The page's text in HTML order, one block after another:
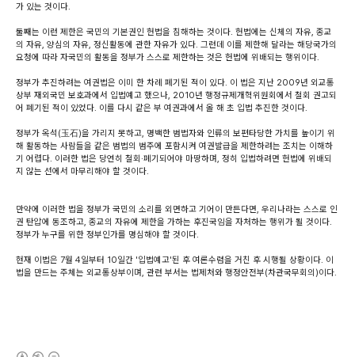
가 있는 것이다.
둘째는 이런 제한은 국민의 기본권인 헌법을 침해하는 것이다. 헌법에는 신체의 자유, 종교
의 자유, 양심의 자유, 정신활동에 관한 자유가 있다. 그런데 이를 제한해 달라는 해당국가의
요청에 따라 자국민의 활동을 정부가 스스로 제한하는 것은 헌법에 위배되는 행위이다.
정부가 추진하려는 여권법은 이미 한 차례 폐기된 적이 있다. 이 법은 지난 2009년 외교통
상부 재외국민 보호과에서 입법예고 했으나, 2010년 행정규제개혁위원회에서 철회 권고되
어 폐기된 적이 있었다. 이를 다시 같은 부 여권과에서 올 해 초 입법 추진한 것이다.
정부가 옥석(玉石)을 가리지 못하고, 명백한 범법자와 인류의 보편타당한 가치를 높이기 위
해 활동하는 사람들을 같은 범법의 범주에 포함시켜 여권발급을 제한하려는 조치는 이해하
기 어렵다. 이러한 법은 당연히 철회·폐기되어야 마땅하며, 정히 입법하려면 헌법에 위배되
지 않는 선에서 마무리해야 할 것이다.
만약에 이러한 법을 정부가 국민의 소리를 외면하고 기어이 만든다면, 우리나라는 스스로 인
권 탄압에 동조하고, 종교의 자유에 제한을 가하는 후진국임을 자처하는 행위가 될 것이다.
정부가 누구를 위한 정부인가를 명심해야 할 것이다.
현재 이법은 7월 4일부터 10일간 '입법예고'된 후 여론수렴을 거친 후 시행될 상황이다. 이
법을 만드는 주체는 외교통상부이며, 관련 부서는 법제처와 행정안전부(차관국무회의)이다.